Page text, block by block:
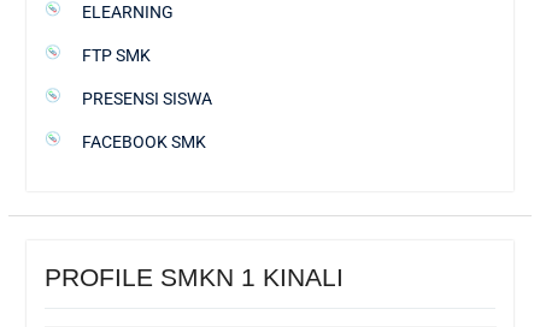
ELEARNING
FTP SMK
PRESENSI SISWA
FACEBOOK SMK
PROFILE SMKN 1 KINALI